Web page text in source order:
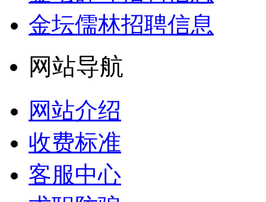
金坛儒林招聘信息
网站导航
网站介绍
收费标准
客服中心